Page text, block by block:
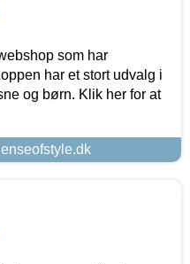
som har
har et stort udvalg i
og børn. Klik her for at